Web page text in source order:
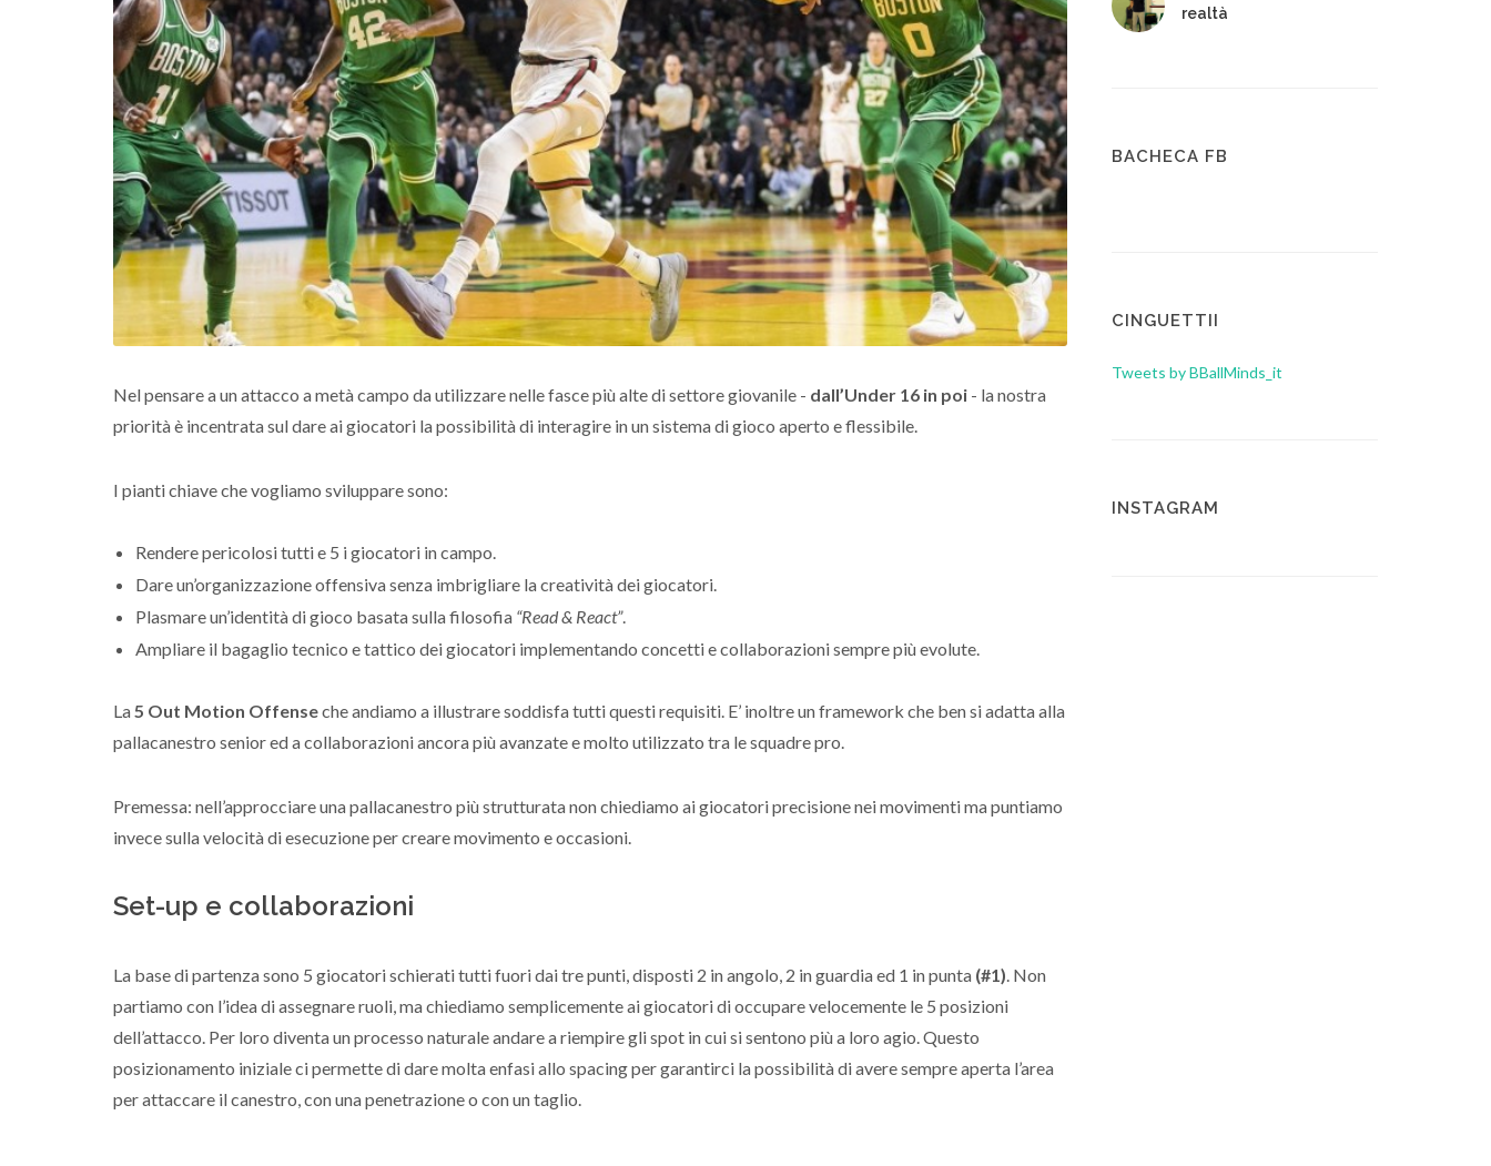
Nel pensare a un attacco a metà campo da utilizzare nelle fasce più alte di settore giovanile - dall’Under 16 in poi - la nostra
priorità è incentrata sul dare ai giocatori la possibilità di interagire in un sistema di gioco aperto e flessibile.
I pianti chiave che vogliamo sviluppare sono:
Rendere pericolosi tutti e 5 i giocatori in campo.
Dare un’organizzazione offensiva senza imbrigliare la creatività dei giocatori.
Plasmare un’identità di gioco basata sulla filosofia “Read & React”.
Ampliare il bagaglio tecnico e tattico dei giocatori implementando concetti e collaborazioni sempre più evolute.
La5 Out Motion Offenseche andiamo a illustrare soddisfa tutti questi requisiti. E’ inoltre un framework che ben si adatta alla
pallacanestro senior ed a collaborazioni ancora più avanzate e molto utilizzato tra le squadre pro.
Premessa: nell’approcciare una pallacanestro più strutturata non chiediamo ai giocatori precisione nei movimenti ma puntiamo
invece sulla velocità di esecuzione per creare movimento e occasioni.
Set-up e collaborazioni
La base di partenza sono 5 giocatori schierati tutti fuori dai tre punti, disposti 2 in angolo, 2 in guardia ed 1 in punta (#1). Non
partiamo con l’idea di assegnare ruoli, ma chiediamo semplicemente ai giocatori di occupare velocemente le 5 posizioni
dell’attacco. Per loro diventa un processo naturale andare a riempire gli spot in cui si sentono più a loro agio. Questo
posizionamento iniziale ci permette di dare molta enfasi allo spacing per garantirci la possibilità di avere sempre aperta l’area
per attaccare il canestro, con una penetrazione o con un taglio.
realtà
BACHECA FB
CINGUETTII
Tweets by BBallMinds_it
INSTAGRAM